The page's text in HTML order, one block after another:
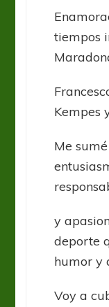
tiempos
Kempes
Me
y
deporte
humor y
Voy a